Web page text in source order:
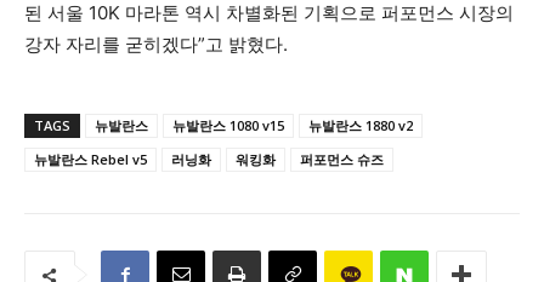
된 서울 10K 마라톤 역시 차별화된 기획으로 퍼포먼스 시장의
강자 자리를 굳히겠다”고 밝혔다.
TAGS 뉴발란스 뉴발란스 1080 v15
뉴발란스 1880 v2
뉴발란스 Rebel v5
러닝화 워킹화 퍼포먼스 슈즈